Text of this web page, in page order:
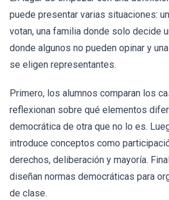
puede presentar varias situaciones:
votan, una familia donde solo decide
donde algunos no pueden opinar y
se eligen representantes.
Primero, los alumnos comparan los
reflexionan sobre qué elementos
democrática de otra que no lo es.
introduce conceptos como
derechos, deliberación y mayoría.
diseñan normas democráticas para
de clase.